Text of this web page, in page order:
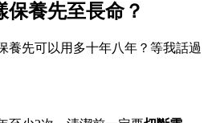
保養先至長命？
養先可以用多十年八年？等我話過